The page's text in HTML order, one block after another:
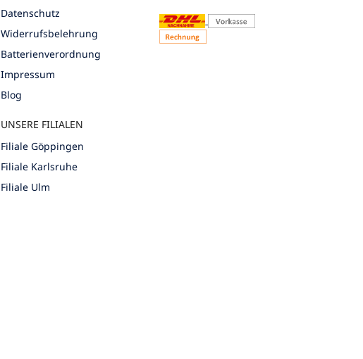
Datenschutz
Widerrufsbelehrung
Batterienverordnung
Impressum
Blog
UNSERE FILIALEN
Filiale Göppingen
Filiale Karlsruhe
Filiale Ulm